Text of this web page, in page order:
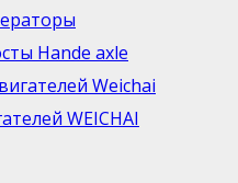
Hande axle
Weichai
WEICHAI